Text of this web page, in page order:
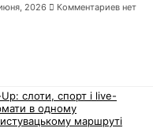
2026 Комментариев нет
слоти, спорт і live-
в одному
маршруті